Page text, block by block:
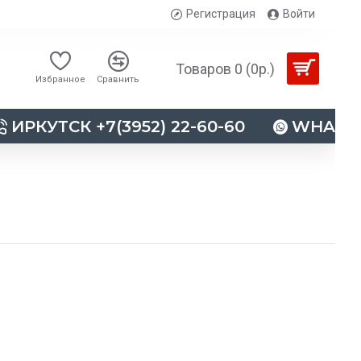
Регистрация Войти
Избранное Сравнить
Товаров 0 (0р.)
ИРКУТСК +7(3952) 22-60-60